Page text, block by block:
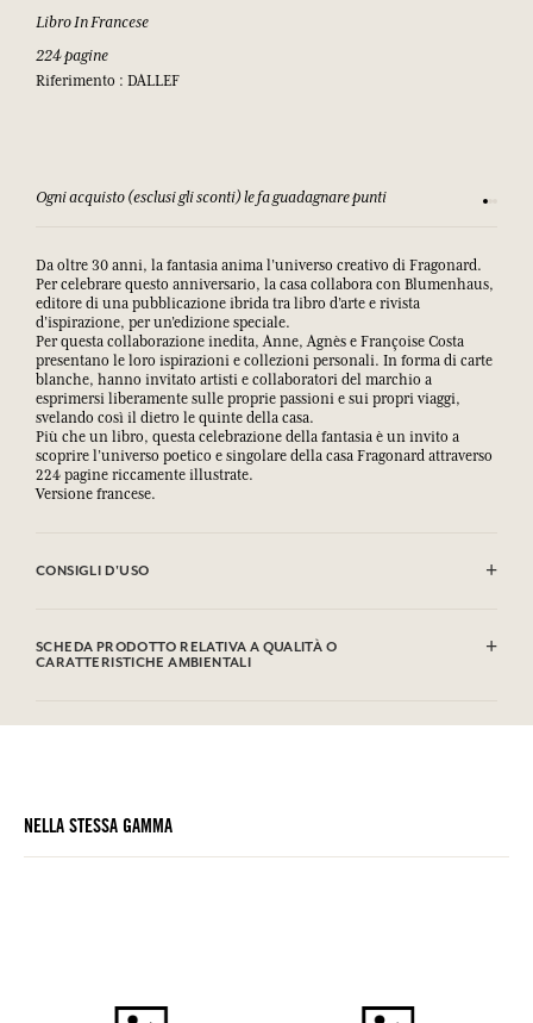
Libro In Francese
224 pagine
Riferimento : DALLEF
Ogni acquisto (esclusi gli sconti) le fa guadagnare punti
Da oltre 30 anni, la fantasia anima l’universo creativo di Fragonard.
Per celebrare questo anniversario, la casa collabora con Blumenhaus,
editore di una pubblicazione ibrida tra libro d’arte e rivista
d’ispirazione, per un’edizione speciale.
Per questa collaborazione inedita, Anne, Agnès e Françoise Costa
presentano le loro ispirazioni e collezioni personali. In forma di carte
blanche, hanno invitato artisti e collaboratori del marchio a
esprimersi liberamente sulle proprie passioni e sui propri viaggi,
svelando così il dietro le quinte della casa.
Più che un libro, questa celebrazione della fantasia è un invito a
scoprire l’universo poetico e singolare della casa Fragonard attraverso
224 pagine riccamente illustrate.
Versione francese.
CONSIGLI D'USO
SCHEDA PRODOTTO RELATIVA A QUALITÀ O
CARATTERISTICHE AMBIENTALI
NELLA STESSA GAMMA